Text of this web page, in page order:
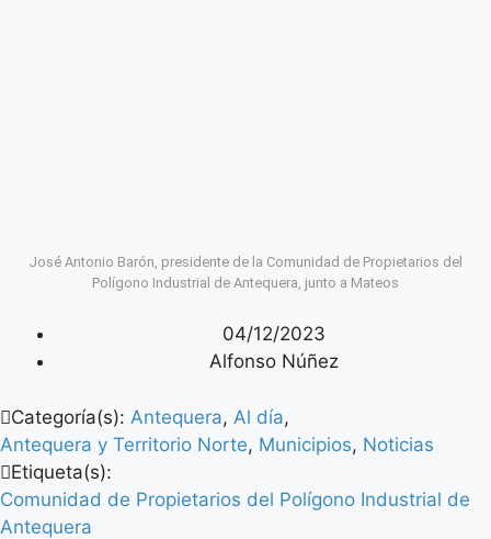
José Antonio Barón, presidente de la Comunidad de Propietarios del
Polígono Industrial de Antequera, junto a Mateos
04/12/2023
Alfonso Núñez
Categoría(s): Antequera, Al día,
Antequera y Territorio Norte, Municipios, Noticias
Etiqueta(s):
Comunidad de Propietarios del Polígono Industrial de
Antequera